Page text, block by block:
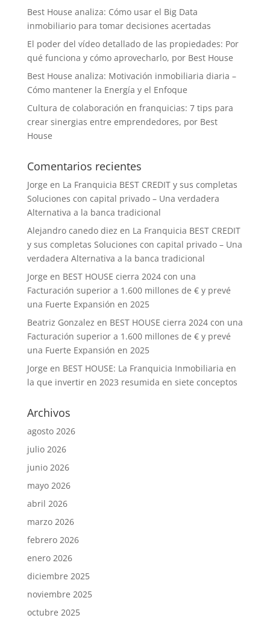
Best House analiza: Cómo usar el Big Data
inmobiliario para tomar decisiones acertadas
El poder del vídeo detallado de las propiedades: Por
qué funciona y cómo aprovecharlo, por Best House
Best House analiza: Motivación inmobiliaria diaria –
Cómo mantener la Energía y el Enfoque
Cultura de colaboración en franquicias: 7 tips para
crear sinergias entre emprendedores, por Best
House
Comentarios recientes
Jorge en La Franquicia BEST CREDIT y sus completas
Soluciones con capital privado – Una verdadera
Alternativa a la banca tradicional
Alejandro canedo diez en La Franquicia BEST CREDIT
y sus completas Soluciones con capital privado – Una
verdadera Alternativa a la banca tradicional
Jorge en BEST HOUSE cierra 2024 con una
Facturación superior a 1.600 millones de € y prevé
una Fuerte Expansión en 2025
Beatriz Gonzalez en BEST HOUSE cierra 2024 con una
Facturación superior a 1.600 millones de € y prevé
una Fuerte Expansión en 2025
Jorge en BEST HOUSE: La Franquicia Inmobiliaria en
la que invertir en 2023 resumida en siete conceptos
Archivos
agosto 2026
julio 2026
junio 2026
mayo 2026
abril 2026
marzo 2026
febrero 2026
enero 2026
diciembre 2025
noviembre 2025
octubre 2025